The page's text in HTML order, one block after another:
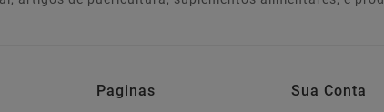
Paginas Sua Conta